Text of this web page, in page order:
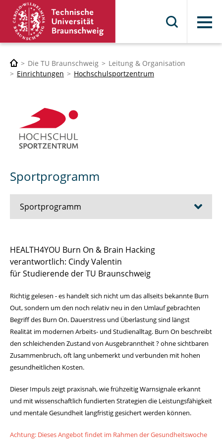
Menü
Die TU Braunschweig
Leitung & Organisation
Einrichtungen
Hochschulsportzentrum
Sportprogramm
Sportprogramm
Buchungs- und Teilnahmebedingungen
Differenzierung der Sportangebote
Feedback Sportangebot
Verletzt im HSP - und nun?
HEALTH4YOU Burn On & Brain Hacking
verantwortlich: Cindy Valentin
für Studierende der TU Braunschweig
Richtig gelesen - es handelt sich nicht um das allseits bekannte Burn
Out, sondern um den noch relativ neu in den Umlauf gebrachten
Begriff des Burn On. Dauerstress und Überlastung sind längst
Realität im modernen Arbeits- und Studienalltag. Burn On beschreibt
den schleichenden Zustand von Ausgebranntheit ? ohne sichtbaren
Zusammenbruch, oft lang unbemerkt und verbunden mit hohen
gesundheitlichen Kosten.
Dieser Impuls zeigt praxisnah, wie frühzeitig Warnsignale erkannt
und mit wissenschaftlich fundierten Strategien die Leistungsfähigkeit
und mentale Gesundheit langfristig gesichert werden können.
Achtung: Dieses Angebot findet im Rahmen der Gesundheitswoche